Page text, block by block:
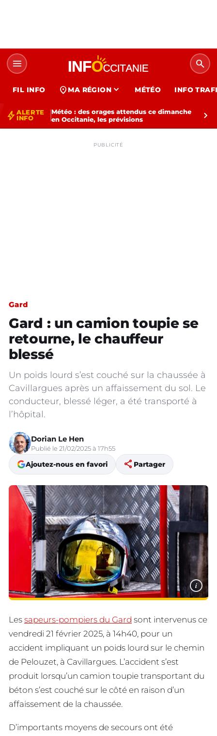
menu search
FIL INFO location_on MA RÉGION expand_more MÉTÉO INFO
bolt ALERTE
INFO
Météo : des orages attendus ce dimanche
en Occitanie, les prévisions
chevron_right
PUBLICITÉ
Gard
Gard : un camion toupie se
retourne, le chauffeur
blessé
Un poids lourd s’est couché sur la chaussée à
Cavillargues après un affaissement du sol. Le
conducteur, blessé léger, a été transporté à
l’hôpital.
Dorian Le Hen
Publié le 21/02/2025 à 17h55
Ajoutez-nous en favori share Partager
i
Les sapeurs-pompiers du Gard sont intervenus ce
vendredi 21 février 2025, à 14h40, pour un
accident impliquant un poids lourd sur le chemin
de Pelouzet, à Cavillargues. L’accident s’est
produit lorsqu’un camion toupie transportant du
béton s’est couché sur le côté en raison d’un
affaissement de la chaussée.
D’importants moyens de secours ont été